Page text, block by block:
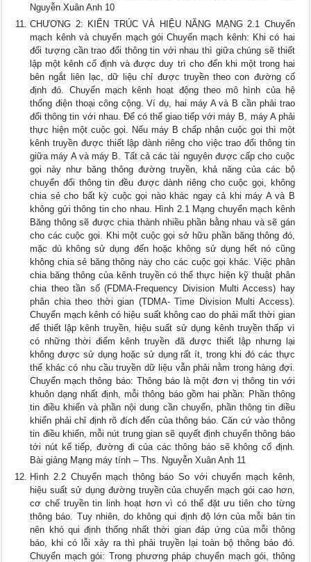
Nguyễn Xuân Anh 10
CHƯƠNG 2: KIẾN TRÚC VÀ HIỆU NĂNG MẠNG 2.1 Chuyển
mạch kênh và chuyển mạch gói Chuyển mạch kênh: Khi có hai
đối tượng cần trao đổi thông tin với nhau thì giữa chúng sẽ thiết
lập một kênh cố định và được duy trì cho đến khi một trong hai
bên ngắt liên lạc, dữ liệu chỉ được truyền theo con đường cố
định đó. Chuyển mạch kênh hoạt động theo mô hình của hệ
thống điện thoại công cộng. Ví dụ, hai máy A và B cần phải trao
đổi thông tin với nhau. Để có thể giao tiếp với máy B, máy A phải
thực hiện một cuộc gọi. Nếu máy B chấp nhận cuộc gọi thì một
kênh truyền được thiết lập dành riêng cho việc trao đổi thông tin
giữa máy A và máy B. Tất cả các tài nguyên được cấp cho cuộc
gọi này như băng thông đường truyền, khả năng của các bộ
chuyển đổi thông tin đều được dành riêng cho cuộc gọi, không
chia sẻ cho bất kỳ cuộc gọi nào khác ngay cả khi máy A và B
không gửi thông tin cho nhau. Hình 2.1 Mạng chuyển mạch kênh
Băng thông sẽ được chia thành nhiều phần bằng nhau và sẽ gán
cho các cuộc gọi. Khi một cuộc gọi sở hữu phần băng thông đó,
mặc dù không sử dụng đến hoặc không sử dụng hết nó cũng
không chia sẻ băng thông này cho các cuộc gọi khác. Việc phân
chia băng thông của kênh truyền có thể thực hiện kỹ thuật phân
chia theo tần số (FDMA-Frequency Division Multi Access) hay
phân chia theo thời gian (TDMA- Time Division Multi Access).
Chuyển mạch kênh có hiệu suất không cao do phải mất thời gian
để thiết lập kênh truyền, hiệu suất sử dụng kênh truyền thấp vì
có những thời điểm kênh truyền đã được thiết lập nhưng lại
không được sử dụng hoặc sử dụng rất ít, trong khi đó các thực
thể khác có nhu cầu truyền dữ liệu vẫn phải nằm trong hàng đợi.
Chuyển mạch thông báo: Thông báo là một đơn vị thông tin với
khuôn dạng nhất định, mỗi thông báo gồm hai phần: Phần thông
tin điều khiển và phần nội dung cần chuyển, phần thông tin điều
khiển phải chỉ định rõ đích đến của thông báo. Căn cứ vào thông
tin điều khiển, mỗi nút trung gian sẽ quyết định chuyển thông báo
tới nút kế tiếp, đường đi của các thông báo sẽ không cố định.
Bài giảng Mạng máy tính – Ths. Nguyễn Xuân Anh 11
Hình 2.2 Chuyển mạch thông báo So với chuyển mạch kênh,
hiệu suất sử dụng đường truyền của chuyển mạch gói cao hơn,
cơ chế truyền tin linh hoạt hơn vì có thể đặt ưu tiên cho từng
thông báo. Tuy nhiên, do không qui định độ lớn của mỗi bản tin
nên khó qui định thống nhất thời gian đáp ứng của mỗi thông
báo, khi có lỗi xảy ra thì phải truyền lại toàn bộ thông báo đó.
Chuyển mạch gói: Trong phương pháp chuyển mạch gói, thông